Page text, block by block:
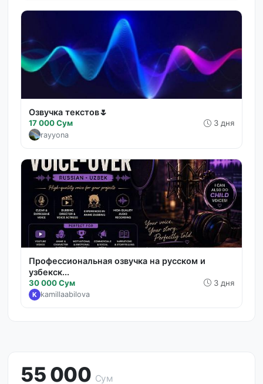
Озвучка текстов🌷
17 000 Сум 3 дня
rayyona
Профессиональная озвучка на русском и
узбекск...
30 000 Сум 3 дня
K kamillaabilova
55 000 Сум